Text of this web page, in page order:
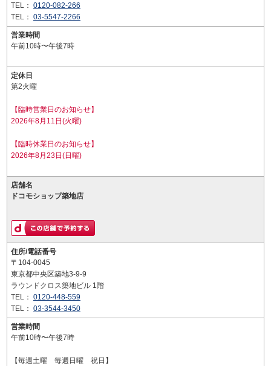
TEL： 0120-082-266
TEL： 03-5547-2266
営業時間
午前10時〜午後7時
定休日
第2火曜
【臨時営業日のお知らせ】
2026年8月11日(火曜)
【臨時休業日のお知らせ】
2026年8月23日(日曜)
店舗名
ドコモショップ築地店
住所/電話番号
〒104-0045
東京都中央区築地3-9-9
ラウンドクロス築地ビル 1階
TEL： 0120-448-559
TEL： 03-3544-3450
営業時間
午前10時〜午後7時
【毎週土曜 毎週日曜 祝日】